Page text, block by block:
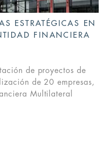
ESTRATÉGICAS EN
FINANCIERA
de proyectos de
de 20 empresas,
Multilateral